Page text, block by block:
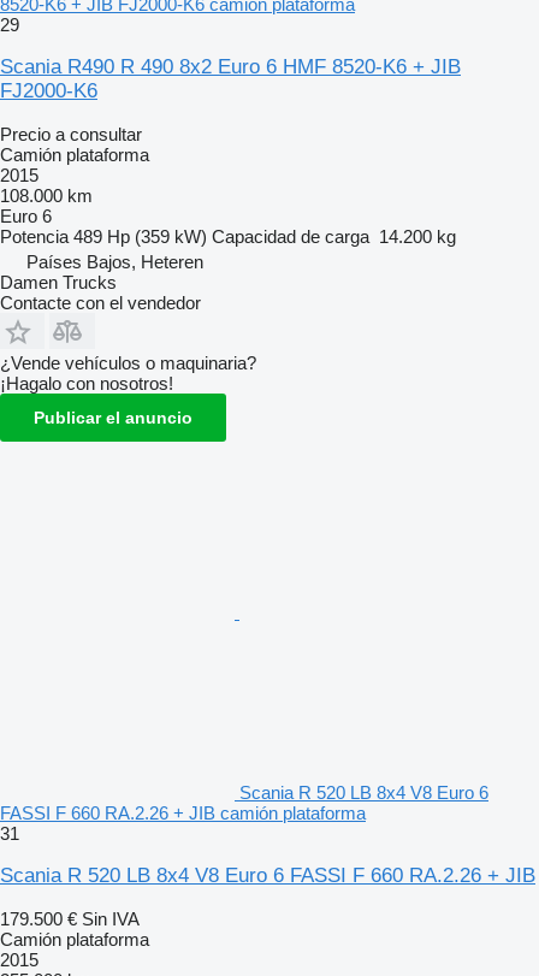
8520-K6 + JIB FJ2000-K6 camión plataforma
29
Scania R490 R 490 8x2 Euro 6 HMF 8520-K6 + JIB
FJ2000-K6
Precio a consultar
Camión plataforma
2015
108.000 km
Euro 6
Potencia 489 Hp (359 kW) Capacidad de carga 14.200 kg
Países Bajos, Heteren
Damen Trucks
Contacte con el vendedor
¿Vende vehículos o maquinaria?
¡Hagalo con nosotros!
Publicar el anuncio
Scania R 520 LB 8x4 V8 Euro 6
FASSI F 660 RA.2.26 + JIB camión plataforma
31
Scania R 520 LB 8x4 V8 Euro 6 FASSI F 660 RA.2.26 + JIB
179.500 € Sin IVA
Camión plataforma
2015